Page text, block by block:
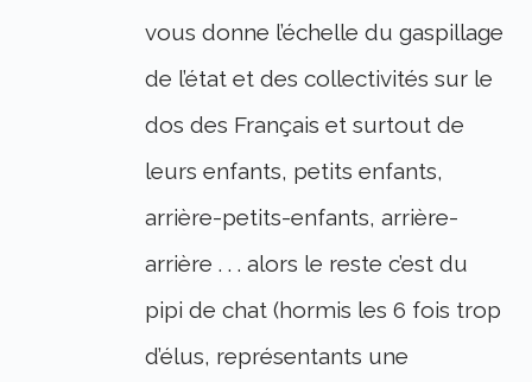
vous donne l’échelle du gaspillage
de l’état et des collectivités sur le
dos des Français et surtout de
leurs enfants, petits enfants,
arrière-petits-enfants, arrière-
arrière . . . alors le reste c’est du
pipi de chat (hormis les 6 fois trop
d’élus, représentants une